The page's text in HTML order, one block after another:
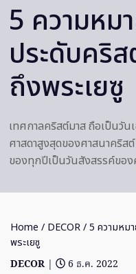
5 ความหม
ประดับคริ
ถึงพระเยซู
เทศกาลคริสต์มาส ถือเป็นวัน
ศาสดาสูงสุดของศาสนาคริส
ของทุกปีเป็นวันสังสรรค์ขอ
Home / DECOR/ 5 ความหม
พระเยซู
DECOR |
6 ธ.ค. 2022